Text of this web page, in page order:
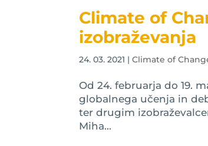
Climate of
izobraževanja
24. 03. 2021 |Climate of
Od 24. februarja do 19.
globalnega učenja in
ter drugim
Miha...